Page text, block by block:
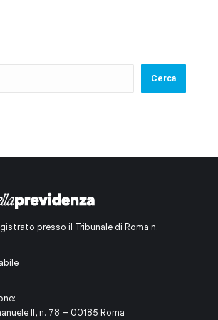
Cerca
presso il Tribunale di Roma n.
II, n. 78 – 00185 Roma